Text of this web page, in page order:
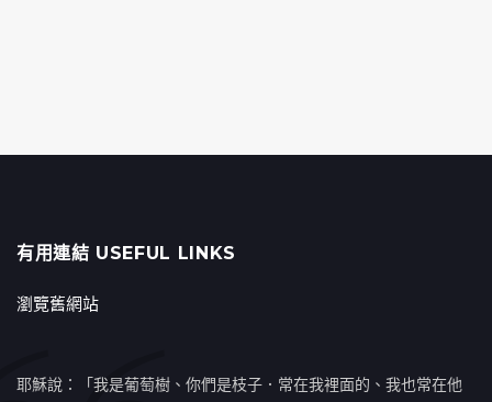
有用連結 USEFUL LINKS
瀏覽舊網站
耶穌說：「我是葡萄樹、你們是枝子．常在我裡面的、我也常在他